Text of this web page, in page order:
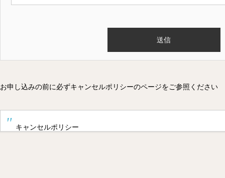
お申し込みの前に必ずキャンセルポリシーのページをご参照ください
キャンセルポリシー